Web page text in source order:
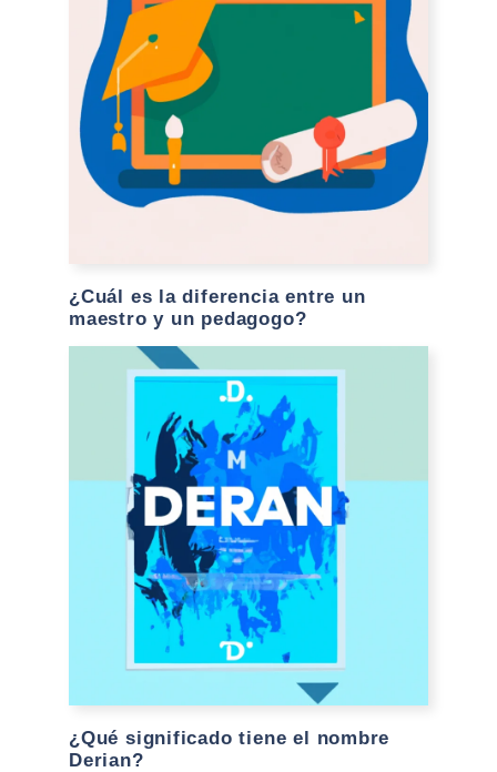
¿Cuál es la diferencia entre un
maestro y un pedagogo?
¿Qué significado tiene el nombre
Derian?